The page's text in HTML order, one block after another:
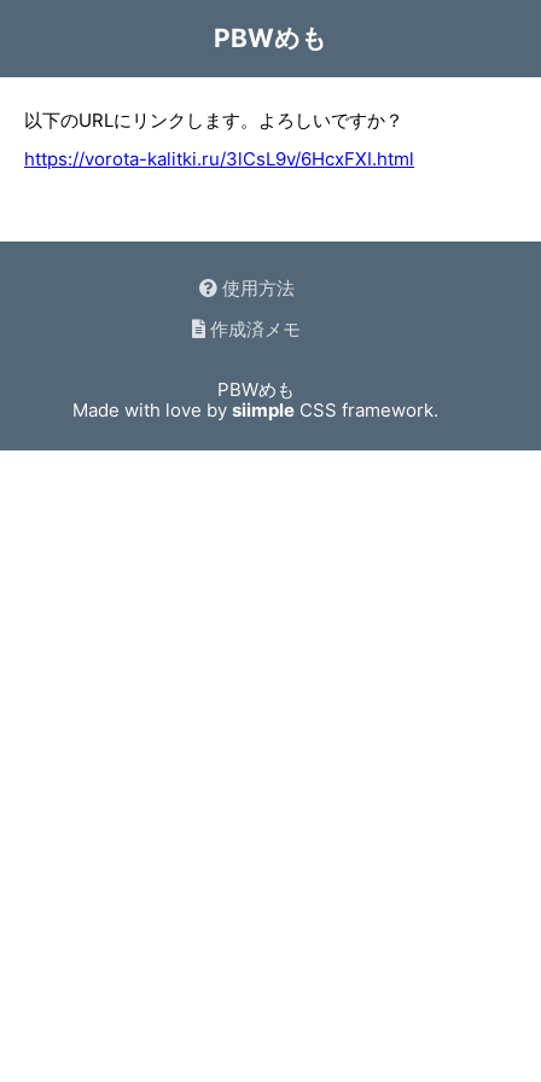
PBWめも
以下のURLにリンクします。よろしいですか？
https://vorota-kalitki.ru/3lCsL9v/6HcxFXI.html
使用方法
作成済メモ
PBWめも
Made with love bysiimple CSS framework.